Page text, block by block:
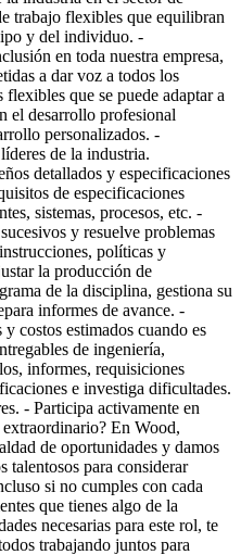
trabajo flexibles que equilibran
y del individuo. -
en toda nuestra empresa,
a dar voz a todos los
que se puede adaptar a
el desarrollo profesional
personalizados. -
de la industria.
detallados y especificaciones
de especificaciones
sistemas, procesos, etc. -
y resuelve problemas
políticas y
la producción de
de la disciplina, gestiona su
informes de avance. -
costos estimados cuando es
de ingeniería,
informes, requisiciones
e investiga dificultades.
- Participa activamente en
En Wood,
de oportunidades y damos
talentosos para considerar
si no cumples con cada
que tienes algo de la
necesarias para este rol, te
trabajando juntos para